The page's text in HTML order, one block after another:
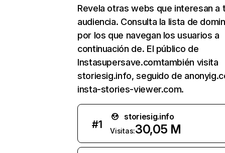
Revela otras webs que interesan a
audiencia. Consulta la lista de
por los que navegan los usuarios a
continuación de. El público de
Instasupersave.comtambién visita
storiesig.info, seguido de
insta-stories-viewer.com.
#1
storiesig.info
Visitas:30,05 M